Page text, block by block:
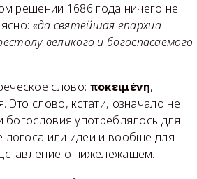
решении 1686 года ничего не
«да святейшая епархиа
великого и богоспасаемого
слово: ὑποκειμένη,
слово, кстати, означало не
употреблялось для
логоса или идеи и вообще для
о нижележащем.